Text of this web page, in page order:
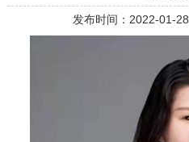
发布时间：2022-01-28